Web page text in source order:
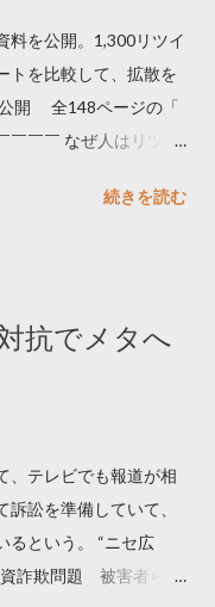
料を公開。1,300リツイ
トを比較して、拡散を
公開 全148ページの「
￣￣￣ なぜ人はリツイ
ート ー 人は16の熱量
ja/insights/kakusan
続きを読む
抗でメタへ
、テレビでも報道が相
訟を準備していて、
るという。 “ニセ広
資詐欺問題 被害者らが